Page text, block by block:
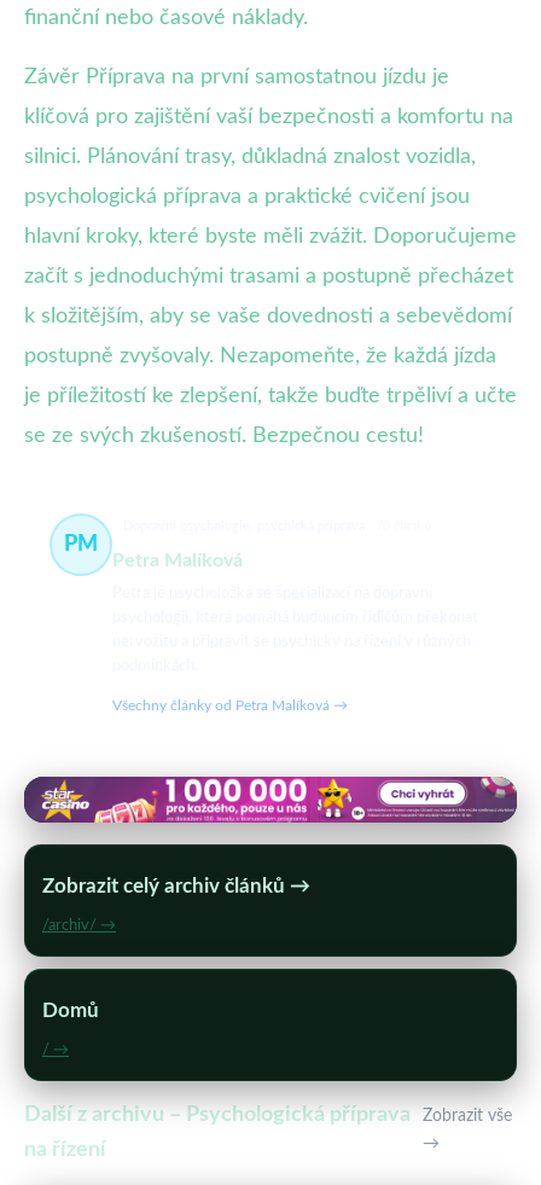
finanční nebo časové náklady.
Závěr Příprava na první samostatnou jízdu je
klíčová pro zajištění vaší bezpečnosti a komfortu na
silnici. Plánování trasy, důkladná znalost vozidla,
psychologická příprava a praktické cvičení jsou
hlavní kroky, které byste měli zvážit. Doporučujeme
začít s jednoduchými trasami a postupně přecházet
k složitějším, aby se vaše dovednosti a sebevědomí
postupně zvyšovaly. Nezapomeňte, že každá jízda
je příležitostí ke zlepšení, takže buďte trpěliví a učte
se ze svých zkušeností. Bezpečnou cestu!
PM
Petra Malíková
Všechny články od Petra Malíková →
Zobrazit celý archiv článků →
/archiv/ →
Domů
/ →
Další z archivu – Psychologická příprava
na řízení
Zobrazit vše
→